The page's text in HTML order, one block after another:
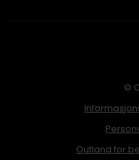
©
Outland for